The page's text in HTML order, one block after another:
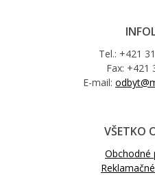
Tel.: +421
Fax: +421
E-mail:
VŠETKO
Obchodné